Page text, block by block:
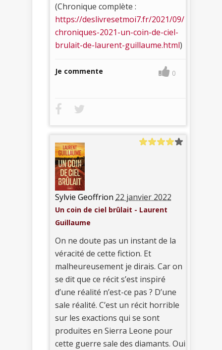
(Chronique complète :
https://deslivresetmoi7.fr/2021/09/
chroniques-2021-un-coin-de-ciel-
brulait-de-laurent-guillaume.html)
Je commente 0
Sylvie Geoffrion 22 janvier 2022
Un coin de ciel brûlait - Laurent
Guillaume
On ne doute pas un instant de la
véracité de cette fiction. Et
malheureusement je dirais. Car on
se dit que ce récit s’est inspiré
d’une réalité n’est-ce pas ? D’une
sale réalité. C’est un récit horrible
sur les exactions qui se sont
produites en Sierra Leone pour
cette guerre sale des diamants. Oui